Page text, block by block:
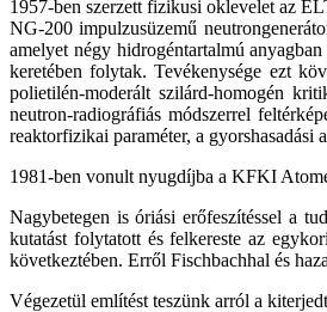
1957-ben szerzett fizikusi oklevelet az
NG-200 impulzusüzemű
amelyet négy hidrogéntartalmú
keretében folytak. Tevékenysége ezt
polietilén-moderált szilárd-homogén
neutron-radiográfiás módszerrel
reaktorfizikai paraméter, a
1981-ben vonult nyugdíjba a KFKI
Nagybetegen is óriási erőfeszítéssel a
kutatást folytatott és felkereste az
következtében. Erről Fischbachhal és
Végezetül említést teszünk arról a